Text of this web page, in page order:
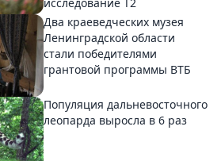
Два краеведческих музея
Ленинградской области
стали победителями
грантовой программы ВТБ
Популяция дальневосточного
леопарда выросла в 6 раз